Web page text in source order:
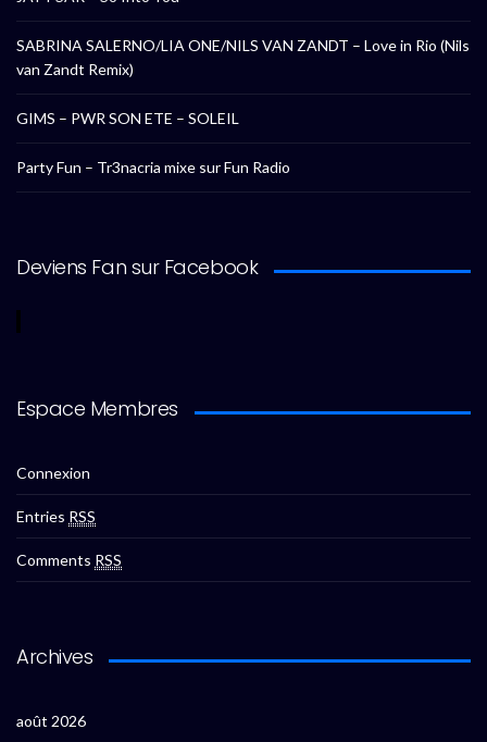
SABRINA SALERNO/LIA ONE/NILS VAN ZANDT – Love in Rio (Nils
van Zandt Remix)
GIMS – PWR SON ETE – SOLEIL
Party Fun – Tr3nacria mixe sur Fun Radio
Deviens Fan sur Facebook
Espace Membres
Connexion
Entries RSS
Comments RSS
Archives
août 2026